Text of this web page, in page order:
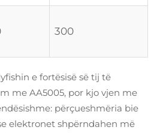
300
e fortësisë së tij të
me AA5005, por kjo vjen me
përçueshmëria bie
elektronet shpërndahen më